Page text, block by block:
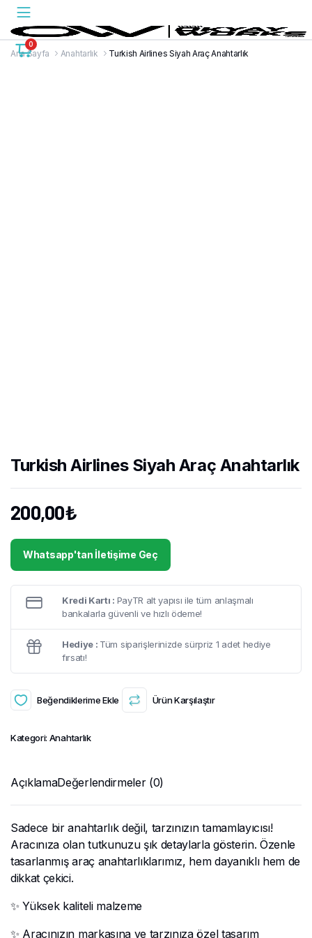
0
Ana Sayfa Anahtarlık Turkish Airlines Siyah Araç Anahtarlık
Turkish Airlines Siyah Araç Anahtarlık
200,00₺
Whatsapp'tan İletişime Geç
Kredi Kartı : PayTR alt yapısı ile tüm anlaşmalı
bankalarla güvenli ve hızlı ödeme!
Hediye : Tüm siparişlerinizde sürpriz 1 adet hediye
fırsatı!
Beğendiklerime Ekle Ürün Karşılaştır
Kategori: Anahtarlık
AçıklamaDeğerlendirmeler (0)
Sadece bir anahtarlık değil, tarzınızın tamamlayıcısı!
Aracınıza olan tutkunuzu şık detaylarla gösterin. Özenle
tasarlanmış araç anahtarlıklarımız, hem dayanıklı hem de
dikkat çekici.
✨ Yüksek kaliteli malzeme
✨ Aracınızın markasına ve tarzınıza özel tasarım